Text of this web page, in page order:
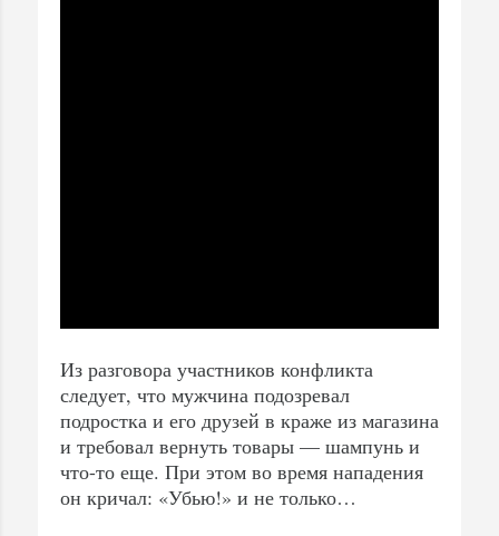
Из разговора участников конфликта
следует, что мужчина подозревал
подростка и его друзей в краже из магазина
и требовал вернуть товары — шампунь и
что-то еще. При этом во время нападения
он кричал: «Убью!» и не только…